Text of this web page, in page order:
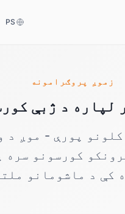
PS
زموږ پروګرامونه
لپاره د ژبې
له ۴ تر ۱۶ کلونو پورې -
کورسونو سره
کې د ماشومانو